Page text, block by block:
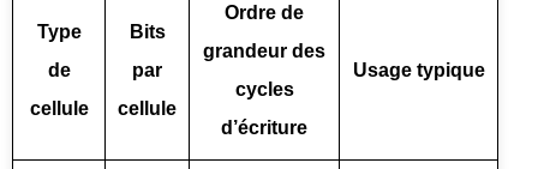
Type
de
cellule
Bits
par
cellule
Ordre de
grandeur des
cycles
d’écriture
Usage typique